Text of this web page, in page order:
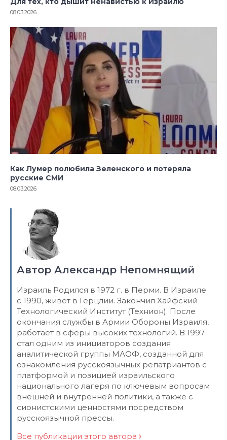
08.03.2026
Как Лумер полюбила Зеленского и потеряла
русские СМИ
08.03.2026
Автор Александр Непомнящий
Израиль Родился в 1972 г. в Перми. В Израиле
с 1990, живёт в Герцлии. Закончил Хайфский
Технологический Институт (Технион). После
окончания службы в Армии Обороны Израиля,
работает в сферы высоких технологий. В 1997
стал одним из инициаторов создания
аналитической группы МАОФ, созданной для
ознакомления русскоязычных репатриантов с
платформой и позицией израильского
национального лагеря по ключевым вопросам
внешней и внутренней политики, а также с
сионистскими ценностями посредством
русскоязычной прессы.
Все публикации этого автора